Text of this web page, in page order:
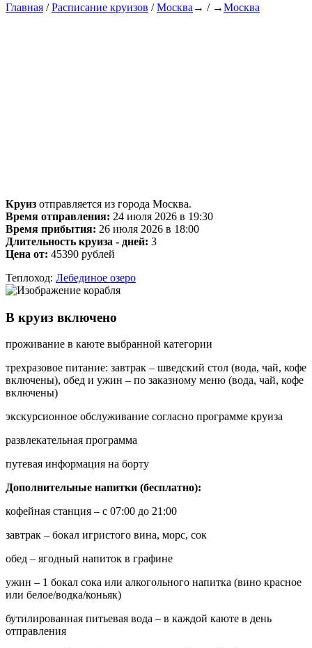
Главная /Расписание круизов /Москва → / →Москва
Круиз отправляется из города Москва.
Время отправления: 24 июля 2026 в 19:30
Время прибытия: 26 июля 2026 в 18:00
Длительность круиза - дней: 3
Цена от: 45390 рублей
Теплоход: Лебединое озеро
В круиз включено
проживание в каюте выбранной категории
трехразовое питание: завтрак – шведский стол (вода, чай, кофе
включены), обед и ужин – по заказному меню (вода, чай, кофе
включены)
экскурсионное обслуживание согласно программе круиза
развлекательная программа
путевая информация на борту
Дополнительные напитки (бесплатно):
кофейная станция – с 07:00 до 21:00
завтрак – бокал игристого вина, морс, сок
обед – ягодный напиток в графине
ужин – 1 бокал сока или алкогольного напитка (вино красное
или белое/водка/коньяк)
бутилированная питьевая вода – в каждой каюте в день
отправления